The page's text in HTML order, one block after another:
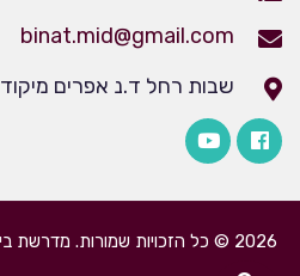
binat.mid@gmail.com
שבות רחל ד.נ אפרים מיקוד 4483200
2026 © כל הזכויות שמורות. מדרשת בינת - בית מדרש גבוה לבנות